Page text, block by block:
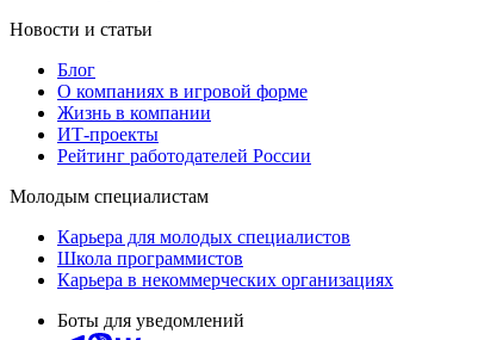
Новости и статьи
Блог
О компаниях в игровой форме
Жизнь в компании
ИТ-проекты
Рейтинг работодателей России
Молодым специалистам
Карьера для молодых специалистов
Школа программистов
Карьера в некоммерческих организациях
Боты для уведомлений